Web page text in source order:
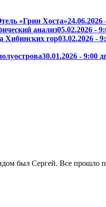
«Грин Хоста»24.06.2026
анализ05.02.2026 -
Хибинских гор03.02.2026 -
30.01.2026 - 9:00
был Сергей. Все прошло